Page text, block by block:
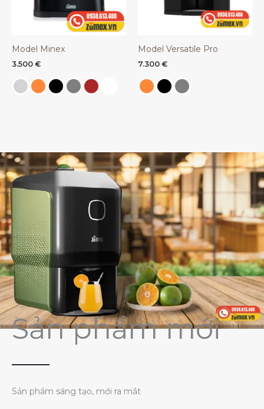
Model Minex
3.500 €
Model Versatile Pro
7.300 €
Sản phẩm mới
Sản phẩm sáng tạo, mới ra mắt